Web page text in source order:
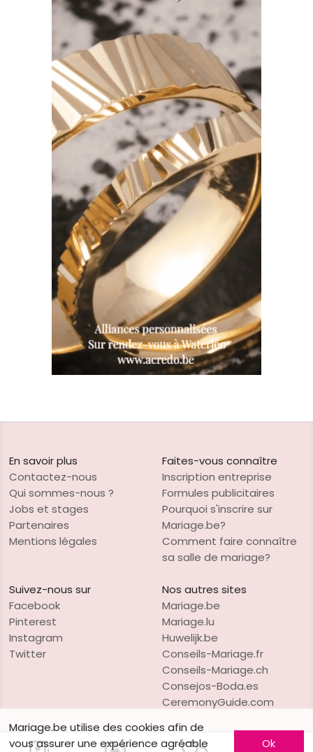
En savoir plus
Contactez-nous
Qui sommes-nous ?
Jobs et stages
Partenaires
Mentions légales
Faites-vous connaître
Inscription entreprise
Formules publicitaires
Pourquoi s'inscrire sur
Mariage.be?
Comment faire connaître
sa salle de mariage?
Suivez-nous sur
Facebook
Pinterest
Instagram
Twitter
Nos autres sites
Mariage.be
Mariage.lu
Huwelijk.be
Conseils-Mariage.fr
Conseils-Mariage.ch
Consejos-Boda.es
CeremonyGuide.com
Mariage.be utilise des cookies afin de
vous assurer une expérience agréable
Ok